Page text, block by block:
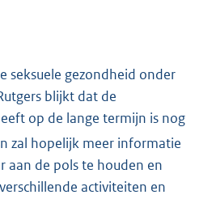
seksuele gezondheid onder
blijkt dat de
op de lange termijn is nog
zal hopelijk meer informatie
aan de pols te houden en
activiteiten en